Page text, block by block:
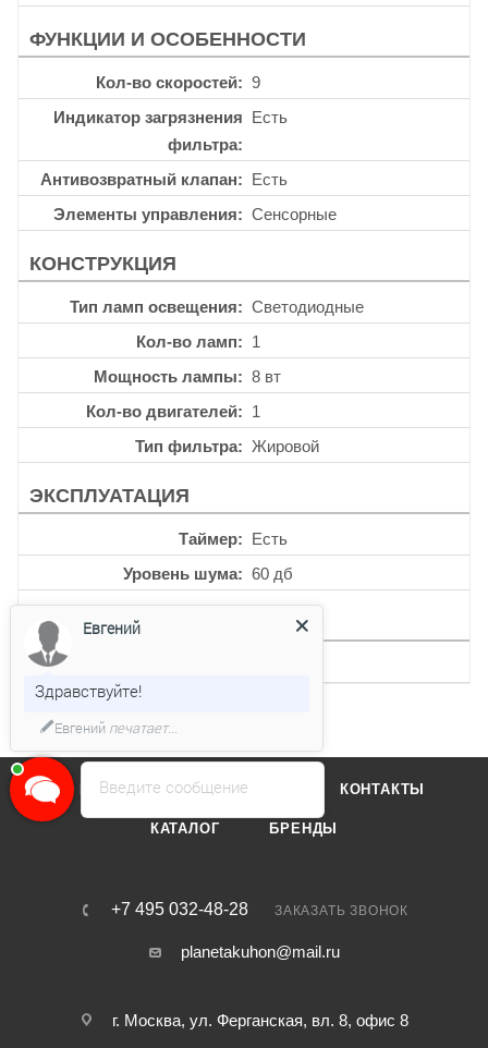
ФУНКЦИИ И ОСОБЕННОСТИ
Кол-во скоростей
9
Индикатор загрязнения
фильтра
Есть
Антивозвратный клапан
Есть
Элементы управления
Сенсорные
КОНСТРУКЦИЯ
Тип ламп освещения
Светодиодные
Кол-во ламп
1
Мощность лампы
8 вт
Кол-во двигателей
1
Тип фильтра
Жировой
ЭКСПЛУАТАЦИЯ
Таймер
Есть
Уровень шума
60 дб
ДРУГИЕ ХАРАКТЕРИСТИКИ
Интервальная работа
О КОМПАНИИ ОТЗЫВЫ КОНТАКТЫ
КАТАЛОГ БРЕНДЫ
+7 495 032-48-28 ЗАКАЗАТЬ ЗВОНОК
planetakuhon@mail.ru
г. Москва, ул. Ферганская, вл. 8, офис 8
Введите сообщение
Евгений
Здравствуйте!
Евгенийпечатает...